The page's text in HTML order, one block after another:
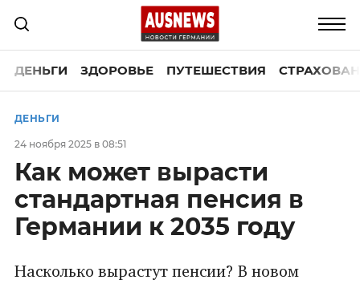
ДЕНЬГИ ЗДОРОВЬЕ ПУТЕШЕСТВИЯ
ДЕНЬГИ
24 ноября 2025 в 08:51
Как может вырасти
стандартная пенсия в
Германии к 2035 году
Насколько вырастут пенсии? В новом